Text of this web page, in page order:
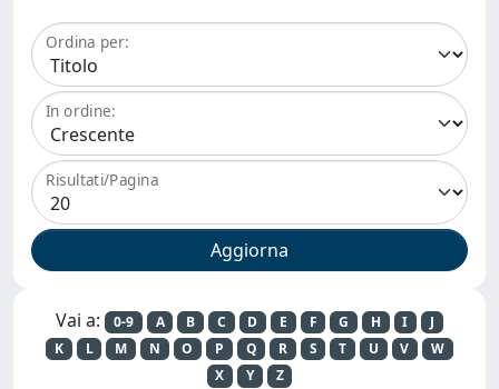
Ordina per:
In ordine:
Risultati/Pagina
Vai a: 0-9 A B C D E F G H I
J
K
L M N O P Q R S T U V
W
X
Y Z